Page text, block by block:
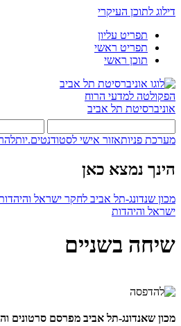
דילוג לתוכן העיקרי
תפריט עליון
תפריט ראשי
תוכן ראשי
הפקולטה למדעי הרוח
אוניברסיטת תל אביב
מערכת פניותאזור אישי לסטודנטים.יות
הינך נמצא כאן
מכון שנדונג-תל אביב לחקר ישראל
ישראל והיהדות
שיחה בשניים
מכון שאנדונג-תל אביב מפרסם סרטונים